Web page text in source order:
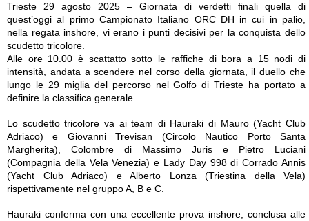
Trieste 29 agosto 2025 – Giornata di verdetti finali quella di
quest’oggi al primo Campionato Italiano ORC DH in cui in palio,
nella regata inshore, vi erano i punti decisivi per la conquista dello
scudetto tricolore.
Alle ore 10.00 è scattatto sotto le raffiche di bora a 15 nodi di
intensità, andata a scendere nel corso della giornata, il duello che
lungo le 29 miglia del percorso nel Golfo di Trieste ha portato a
definire la classifica generale.
Lo scudetto tricolore va ai team di Hauraki di Mauro (Yacht Club
Adriaco) e Giovanni Trevisan (Circolo Nautico Porto Santa
Margherita), Colombre di Massimo Juris e Pietro Luciani
(Compagnia della Vela Venezia) e Lady Day 998 di Corrado Annis
(Yacht Club Adriaco) e Alberto Lonza (Triestina della Vela)
rispettivamente nel gruppo A, B e C.
Hauraki conferma con una eccellente prova inshore, conclusa alle